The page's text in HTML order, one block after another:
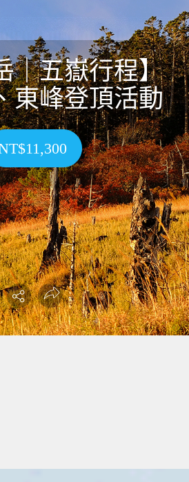
｜五嶽行程】
東峰登頂活動